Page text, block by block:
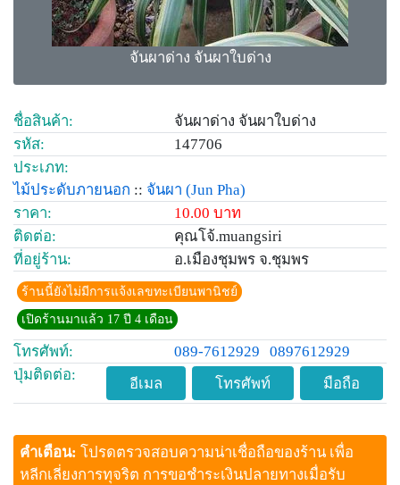
จันผาด่าง จันผาใบด่าง
ชื่อสินค้า:
จันผาด่าง จันผาใบด่าง
รหัส:
147706
ประเภท:
ไม้ประดับภายนอก :: จันผา (Jun Pha)
ราคา:
10.00 บาท
ติดต่อ:
คุณโจ้.muangsiri
ที่อยู่ร้าน:
อ.เมืองชุมพร จ.ชุมพร
ร้านนี้ยังไม่มีการแจ้งเลขทะเบียนพานิชย์
เปิดร้านมาแล้ว 17 ปี 4 เดือน
โทรศัพท์: 089-7612929
0897612929
ปุ่มติดต่อ:
อีเมล โทรศัพท์ มือถือ
คำเตือน: โปรดตรวจสอบความน่าเชื่อถือของร้าน เพื่อ
หลีกเลี่ยงการทุจริต การขอชำระเงินปลายทางเมื่อรับ